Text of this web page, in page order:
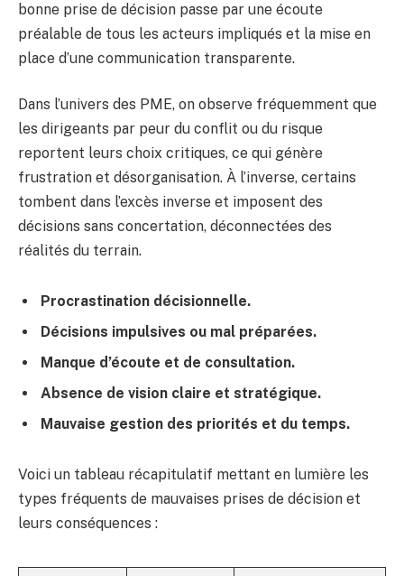
bonne prise de décision passe par une écoute
préalable de tous les acteurs impliqués et la mise en
place d’une communication transparente.
Dans l’univers des PME, on observe fréquemment que
les dirigeants par peur du conflit ou du risque
reportent leurs choix critiques, ce qui génère
frustration et désorganisation. À l’inverse, certains
tombent dans l’excès inverse et imposent des
décisions sans concertation, déconnectées des
réalités du terrain.
Procrastination décisionnelle.
Décisions impulsives ou mal préparées.
Manque d’écoute et de consultation.
Absence de vision claire et stratégique.
Mauvaise gestion des priorités et du temps.
Voici un tableau récapitulatif mettant en lumière les
types fréquents de mauvaises prises de décision et
leurs conséquences :